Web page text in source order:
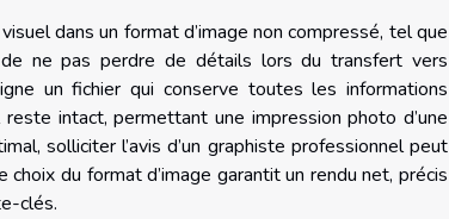
dans un format d’image non compressé, tel que
ne pas perdre de détails lors du transfert vers
un fichier qui conserve toutes les informations
intact, permettant une impression photo d’une
solliciter l’avis d’un graphiste professionnel peut
du format d’image garantit un rendu net, précis
clés.